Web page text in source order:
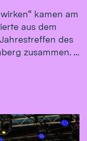
kamen am
aus dem
des
zusammen. ...